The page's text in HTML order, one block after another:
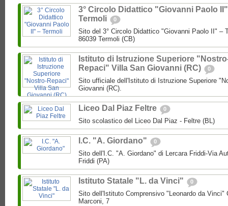
3° Circolo Didattico "Giovanni Paolo
Termoli
0
Sito del 3° Circolo Didattico "Giovanni Paolo II" –
86039 Termoli (CB)
Istituto di Istruzione Superiore
Repaci" Villa San Giovanni (RC)
0
Sito ufficiale dell'Istituto di Istruzione Superiore
Giovanni (RC).
Liceo Dal Piaz Feltre 0
Sito scolastico del Liceo Dal Piaz - Feltre (BL)
I.C. "A. Giordano" 0
Sito dell'I.C. "A. Giordano" di Lercara Friddi-Via
Friddi (PA)
Istituto Statale "L. da Vinci" 0
Sito dell'Istituto Comprensivo "Leonardo da Vinci"
Marconi, 7